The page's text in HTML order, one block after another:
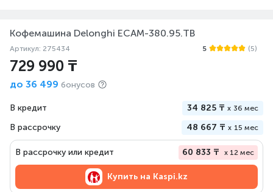
Кофемашина Delonghi ECAM-380.95.TB
Артикул: 275434 5 (5)
729 990 ₸
до 36 499 бонусов
В кредит 34 825 ₸ x 36 мес
В рассрочку 48 667 ₸ x 15 мес
В рассрочку или кредит 60 833 ₸ x 12 мес
Купить на Kaspi.kz